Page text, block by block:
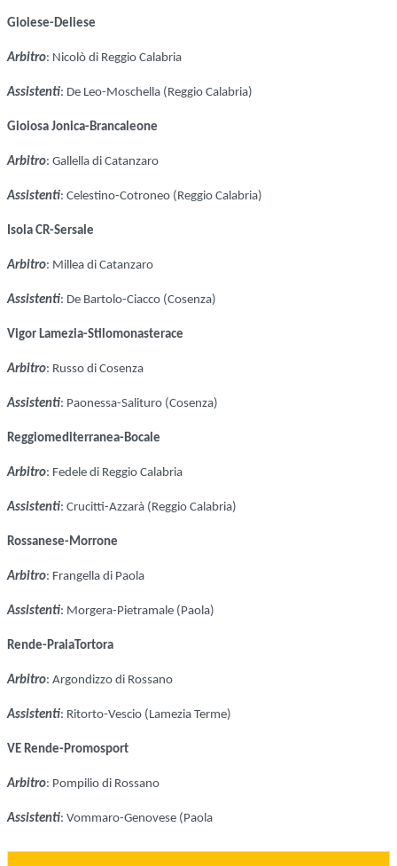
Gioiese-Deliese
Arbitro: Nicolò di Reggio Calabria
Assistenti: De Leo-Moschella (Reggio Calabria)
Gioiosa Jonica-Brancaleone
Arbitro: Gallella di Catanzaro
Assistenti: Celestino-Cotroneo (Reggio Calabria)
Isola CR-Sersale
Arbitro: Millea di Catanzaro
Assistenti: De Bartolo-Ciacco (Cosenza)
Vigor Lamezia-Stilomonasterace
Arbitro: Russo di Cosenza
Assistenti: Paonessa-Salituro (Cosenza)
Reggiomediterranea-Bocale
Arbitro: Fedele di Reggio Calabria
Assistenti: Crucitti-Azzarà (Reggio Calabria)
Rossanese-Morrone
Arbitro: Frangella di Paola
Assistenti: Morgera-Pietramale (Paola)
Rende-PraiaTortora
Arbitro: Argondizzo di Rossano
Assistenti: Ritorto-Vescio (Lamezia Terme)
VE Rende-Promosport
Arbitro: Pompilio di Rossano
Assistenti: Vommaro-Genovese (Paola